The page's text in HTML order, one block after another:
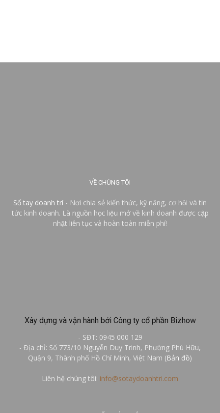
VỀ CHÚNG TÔI
Sổ tay doanh trí - Nơi chia sẻ kiến thức, kỹ năng, cơ hội và tin
tức kinh doanh. Là nguồn học liệu mở về kinh doanh được cập
nhật liên tục và hoàn toàn miễn phí!
Xây dựng và vận hành bởi Công ty cổ phần Bizhow
- SĐT: 0945 000 129
- Địa chỉ: Số 773/10 Nguyễn Duy Trinh, Phường Phú Hữu,
Quận 9, Thành phố Hồ Chí Minh, Việt Nam (Bản đồ)
Liên hệ chúng tôi: info@sotaydoanhtri.com